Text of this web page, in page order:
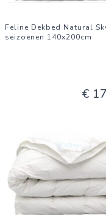
Feline Dekbed Natural
seizoenen 140x200cm
€